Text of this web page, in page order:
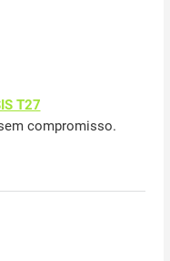
T27
compromisso.